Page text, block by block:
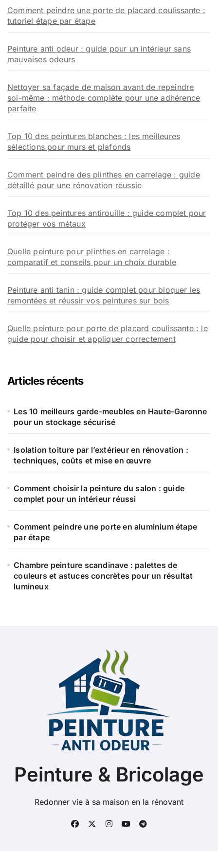
Comment peindre une porte de placard coulissante :
tutoriel étape par étape
Peinture anti odeur : guide pour un intérieur sans
mauvaises odeurs
Nettoyer sa façade de maison avant de repeindre
soi-même : méthode complète pour une adhérence
parfaite
Top 10 des peintures blanches : les meilleures
sélections pour murs et plafonds
Comment peindre des plinthes en carrelage : guide
détaillé pour une rénovation réussie
Top 10 des peintures antirouille : guide complet pour
protéger vos métaux
Quelle peinture pour plinthes en carrelage :
comparatif et conseils pour un choix durable
Peinture anti tanin : guide complet pour bloquer les
remontées et réussir vos peintures sur bois
Quelle peinture pour porte de placard coulissante : le
guide pour choisir et appliquer correctement
Articles récents
Les 10 meilleurs garde-meubles en Haute-Garonne
pour un stockage sécurisé
Isolation toiture par l’extérieur en rénovation :
techniques, coûts et mise en œuvre
Comment choisir la peinture du salon : guide
complet pour un intérieur réussi
Comment peindre une porte en aluminium étape
par étape
Chambre peinture scandinave : palettes de
couleurs et astuces concrètes pour un résultat
lumineux
Peinture & Bricolage
Redonner vie à sa maison en la rénovant